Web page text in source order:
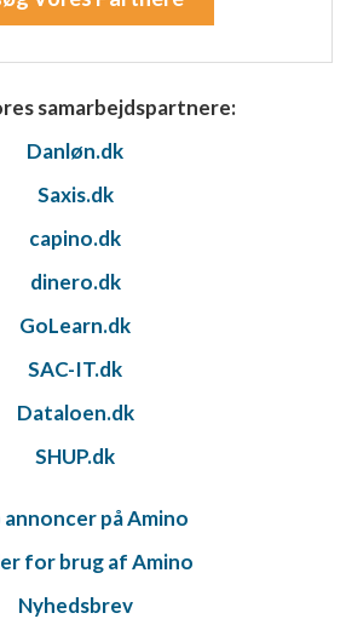
samarbejdspartnere:
Danløn.dk
Saxis.dk
capino.dk
dinero.dk
GoLearn.dk
SAC-IT.dk
Dataloen.dk
SHUP.dk
annoncer på Amino
for brug af Amino
Nyhedsbrev